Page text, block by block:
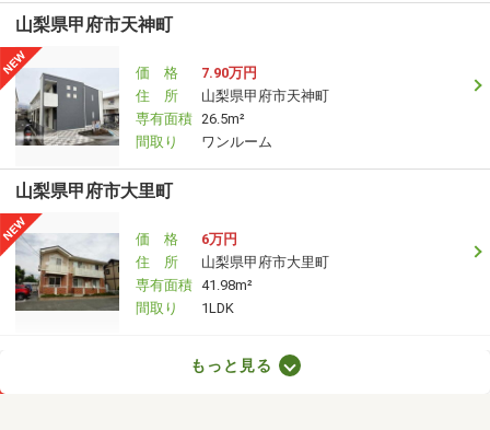
山梨県甲府市天神町
価 格
7.90万円
住 所
山梨県甲府市天神町
専有面積 26.5m²
間取り
ワンルーム
山梨県甲府市大里町
価 格
6万円
住 所
山梨県甲府市大里町
専有面積 41.98m²
間取り
1LDK
もっと見る